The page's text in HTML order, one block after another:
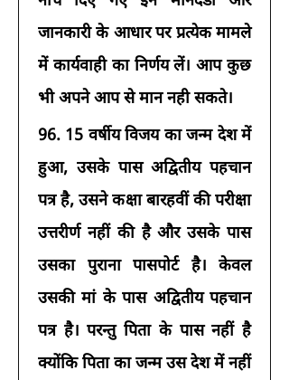
जानकारी के आधार पर प्रत्येक मामले
में कार्यवाही का निर्णय लें। आप कुछ
भी अपने आप से मान नही सकते।
96. 15 वर्षीय विजय का जन्म देश में
हुआ, उसके पास अद्वितीय पहचान
पत्र है, उसने कक्षा बारहवीं की परीक्षा
उत्तरीर्ण नहीं की है और उसके पास
उसका पुराना पासपोर्ट है। केवल
उसकी मां के पास अद्वितीय पहचान
पत्र है। परन्तु पिता के पास नहीं है
क्योंकि पिता का जन्म उस देश में नहीं